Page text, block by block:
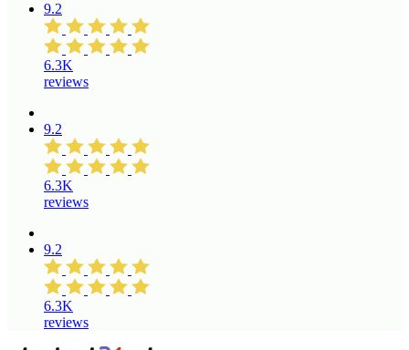
9.2
6.3K
reviews
9.2
6.3K
reviews
9.2
6.3K
reviews